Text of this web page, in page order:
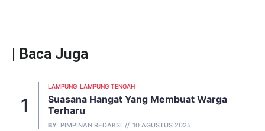
| Baca Juga
LAMPUNG LAMPUNG TENGAH
Suasana Hangat Yang Membuat Warga
Terharu
BY PIMPINAN REDAKSI 10 AGUSTUS 2025